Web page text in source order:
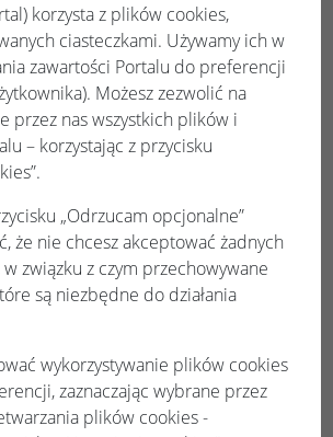
Blue Media
KIR ( Paybynet)
wpłaty
społeczne
konsultacji
w konsultacjach
konsultacji
korzysta z plików cookies,
ciasteczkami. Używamy ich w
zawartości Portalu do preferencji
Możesz zezwolić na
przez nas wszystkich plików i
– korzystając z przycisku
„Odrzucam opcjonalne”
że nie chcesz akceptować żadnych
związku z czym przechowywane
są niezbędne do działania
wykorzystywanie plików cookies
zaznaczając wybrane przez
plików cookies -